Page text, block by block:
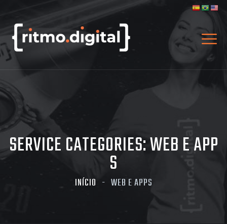
SERVICE CATEGORIES:WEB E APP
S
INÍCIO WEB E APPS